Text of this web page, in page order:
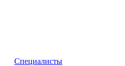
Специалисты